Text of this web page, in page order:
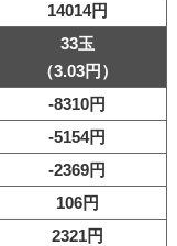
14014円
33玉
（3.03円）
-8310円
-5154円
-2369円
106円
2321円